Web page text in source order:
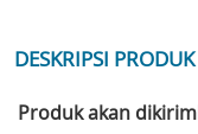
DESKRIPSI
Produk akan